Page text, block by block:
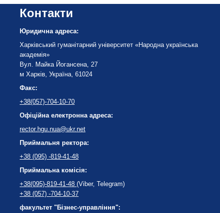
Контакти
Юридична адреса:
Харківський гуманітарний університет «Народна українська
академія»
Вул. Майка Йогансена, 27
м Харків, Україна, 61024
Факс:
+38(057)-704-10-70
Офіційна електронна адреса:
rector.hgu.nua@ukr.net
Приймальня ректора:
+38 (095) -819-41-48
Приймальна комісія:
+38(095)-819-41-48 (Viber, Telegram)
+38 (057) -704-10-37
факультет "Бізнес-управління":